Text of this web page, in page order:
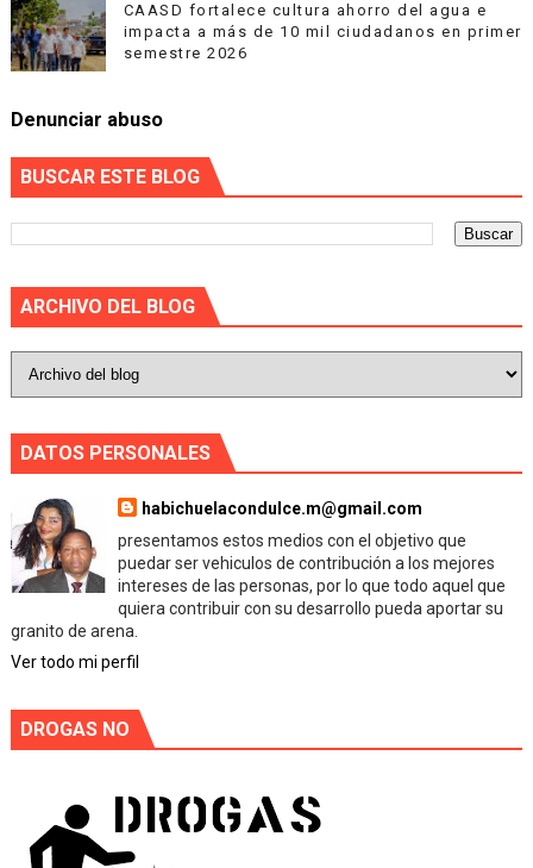
CAASD fortalece cultura ahorro del agua e
impacta a más de 10 mil ciudadanos en primer
semestre 2026
Denunciar abuso
BUSCAR ESTE BLOG
ARCHIVO DEL BLOG
DATOS PERSONALES
habichuelacondulce.m@gmail.com
presentamos estos medios con el objetivo que
puedar ser vehiculos de contribución a los mejores
intereses de las personas, por lo que todo aquel que
quiera contribuir con su desarrollo pueda aportar su
granito de arena.
Ver todo mi perfil
DROGAS NO